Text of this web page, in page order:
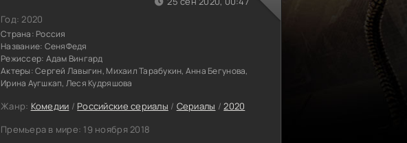
Год:2020
Страна: Россия
Название: СеняФедя
Режиссер: Адам Вингард
Актеры:Сергей Лавыгин, Михаил Тарабукин, Анна Бегунова,
Ирина Аугшкап, Леся Кудряшова
Жанр: Комедии / Российские сериалы / Сериалы /2020
Премьера в мире: 19 ноября 2018